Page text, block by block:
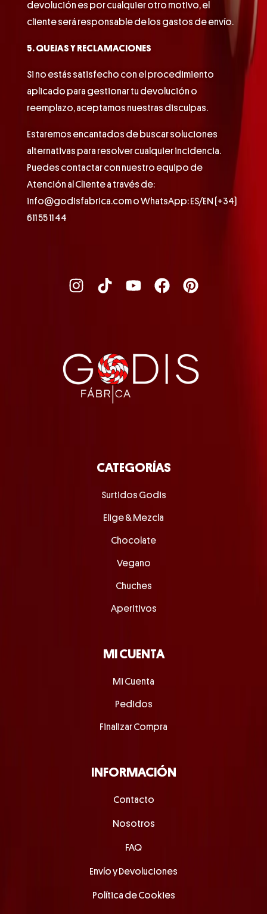
devolución es por cualquier otro motivo, el
cliente será responsable de los gastos de envío.
5. QUEJAS Y RECLAMACIONES
Si no estás satisfecho con el procedimiento
aplicado para gestionar tu devolución o
reemplazo, aceptamos nuestras disculpas.
Estaremos encantados de buscar soluciones
alternativas para resolver cualquier incidencia.
Puedes contactar con nuestro equipo de
Atención al Cliente a través de:
info@godisfabrica.com o WhatsApp: ES/EN (+34)
611 55 11 44
CATEGORÍAS
Surtidos Godis
Elige & Mezcla
Chocolate
Vegano
Chuches
Aperitivos
MI CUENTA
Mi Cuenta
Pedidos
Finalizar Compra
INFORMACIÓN
Contacto
Nosotros
FAQ
Envío y Devoluciones
Política de Cookies